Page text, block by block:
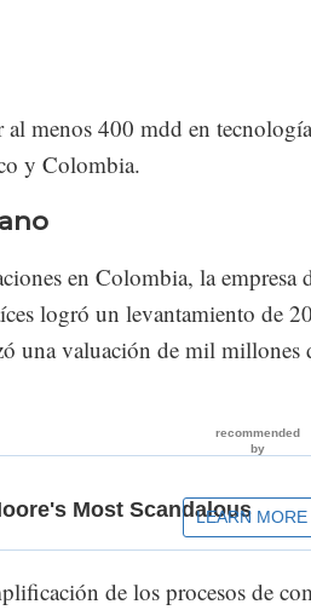
al menos 400 mdd en
y Colombia.
en Colombia, la empresa
logró un levantamiento de
una valuación de mil millones
de los procesos de